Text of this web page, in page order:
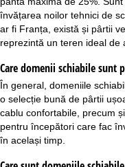
învățarea noilor tehnici de
ar fi Franța, există și pârtii
reprezintă un teren ideal
Care domenii schiabile sunt
În general, domeniile
o selecție bună de pârtii
cablu confortabile, precum
pentru începători care fac
în același timp.